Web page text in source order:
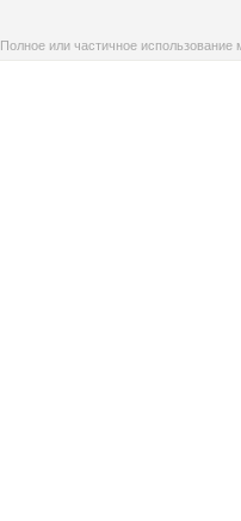
Полное или частичное